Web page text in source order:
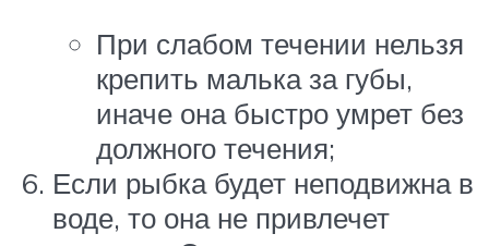
При слабом течении нельзя
крепить малька за губы,
иначе она быстро умрет без
должного течения;
Если рыбка будет неподвижна в
воде, то она не привлечет